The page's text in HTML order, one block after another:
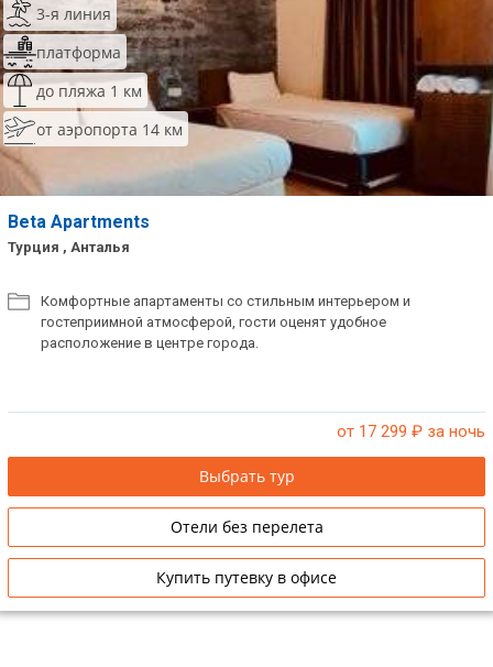
3-я линия
платформа
до пляжа 1 км
от аэропорта 14 км
Beta Apartments
Турция , Анталья
Комфортные апартаменты со стильным интерьером и
гостеприимной атмосферой, гости оценят удобное
расположение в центре города.
от 17 299 ₽ за ночь
Выбрать тур
Отели без перелета
Купить путевку в офисе